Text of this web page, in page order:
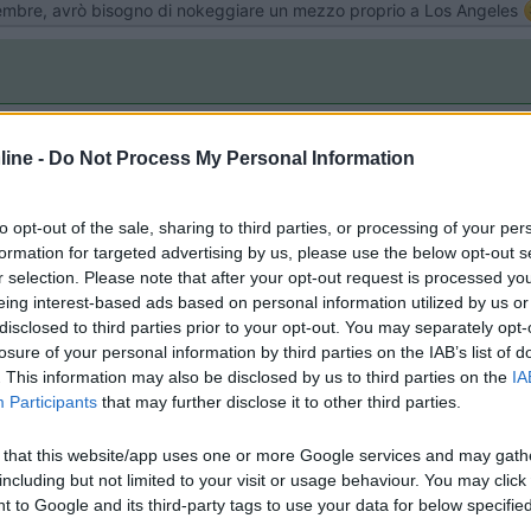
- Do Not Process My Personal Information
opt-out of the sale, sharing to third parties, or processing of your
for targeted advertising by us, please use the below opt-out
selection. Please note that after your opt-out request is processed
interest-based ads based on personal information utilized by us
to third parties prior to your opt-out. You may separately
of your personal information by third parties on the IAB’s list of
This information may also be disclosed by us to third parties on the
Participants that may further disclose it to other third parties.
that this website/app uses one or more Google services and may
but not limited to your visit or usage behaviour. You may
to Google and its third-party tags to use your data for below
avrò bisogno di nokeggiare un mezzo proprio a Los Angeles
in Sudafrica...mai avuto problemi
Italia compresa.
rimborsato la franchigia, in seguito ad un danno, con la tariffa
i migliori senza se e senza ma.